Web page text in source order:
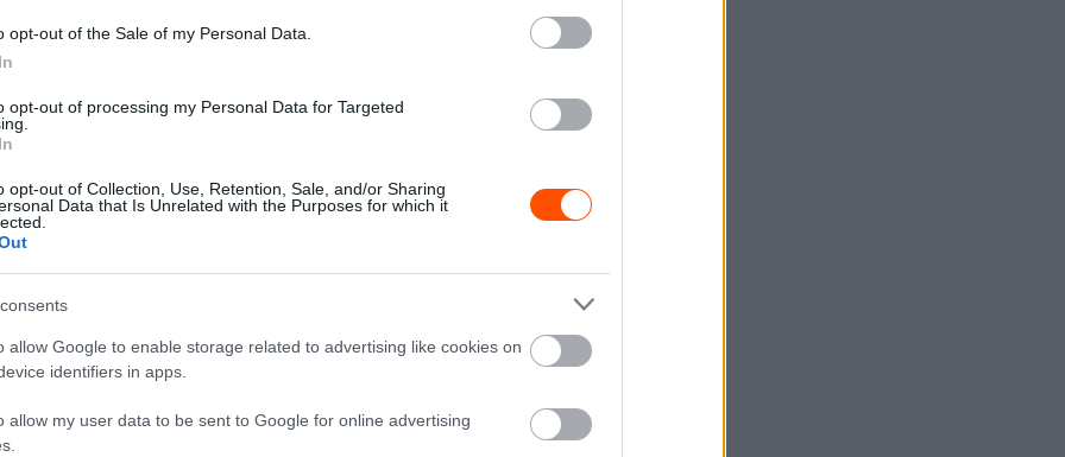
opt-out of the Sale of my Personal Data.
opt-out of processing my Personal Data for Targeted
opt-out of Collection, Use, Retention, Sale, and/or Sharing
Data that Is Unrelated with the Purposes for which it
allow Google to enable storage related to advertising like cookies on
identifiers in apps.
allow my user data to be sent to Google for online advertising
egy olyan formátum, amelyben mindenki ugyanolyan
manapság is bevett szokás, sőt, régebben az F1-es
feltételekkel, persze egy bajnokságon kívüli futam